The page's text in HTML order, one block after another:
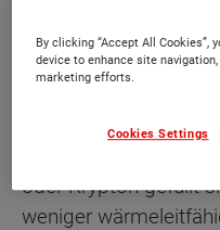
Vorgabensicher
drei speziellen
Zwischenräume mit
oder Krypton gefüllt
weniger
By clicking “Accept All Cookies”,
device to enhance site
marketing efforts.
Cookies Settings